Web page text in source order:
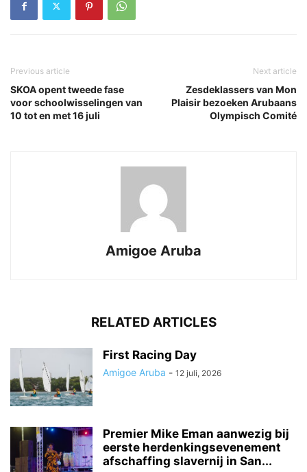
Previous article
SKOA opent tweede fase
voor schoolwisselingen van
10 tot en met 16 juli
Next article
Zesdeklassers van Mon
Plaisir bezoeken Arubaans
Olympisch Comité
Amigoe Aruba
RELATED ARTICLES
First Racing Day
Amigoe Aruba - 12 juli, 2026
Premier Mike Eman aanwezig bij
eerste herdenkingsevenement
afschaffing slavernij in San...